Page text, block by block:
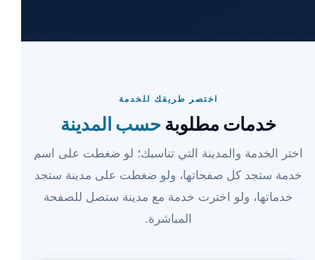
اختصر طريقك للخدمة
خدمات مطلوبةحسب المدينة
اختر الخدمة والمدينة التي تناسبك؛ لو ضغطت على اسم
خدمة ستجد كل صفحاتها، ولو ضغطت على مدينة ستجد
خدماتها، ولو اخترت خدمة مع مدينة ستصل للصفحة
المباشرة.